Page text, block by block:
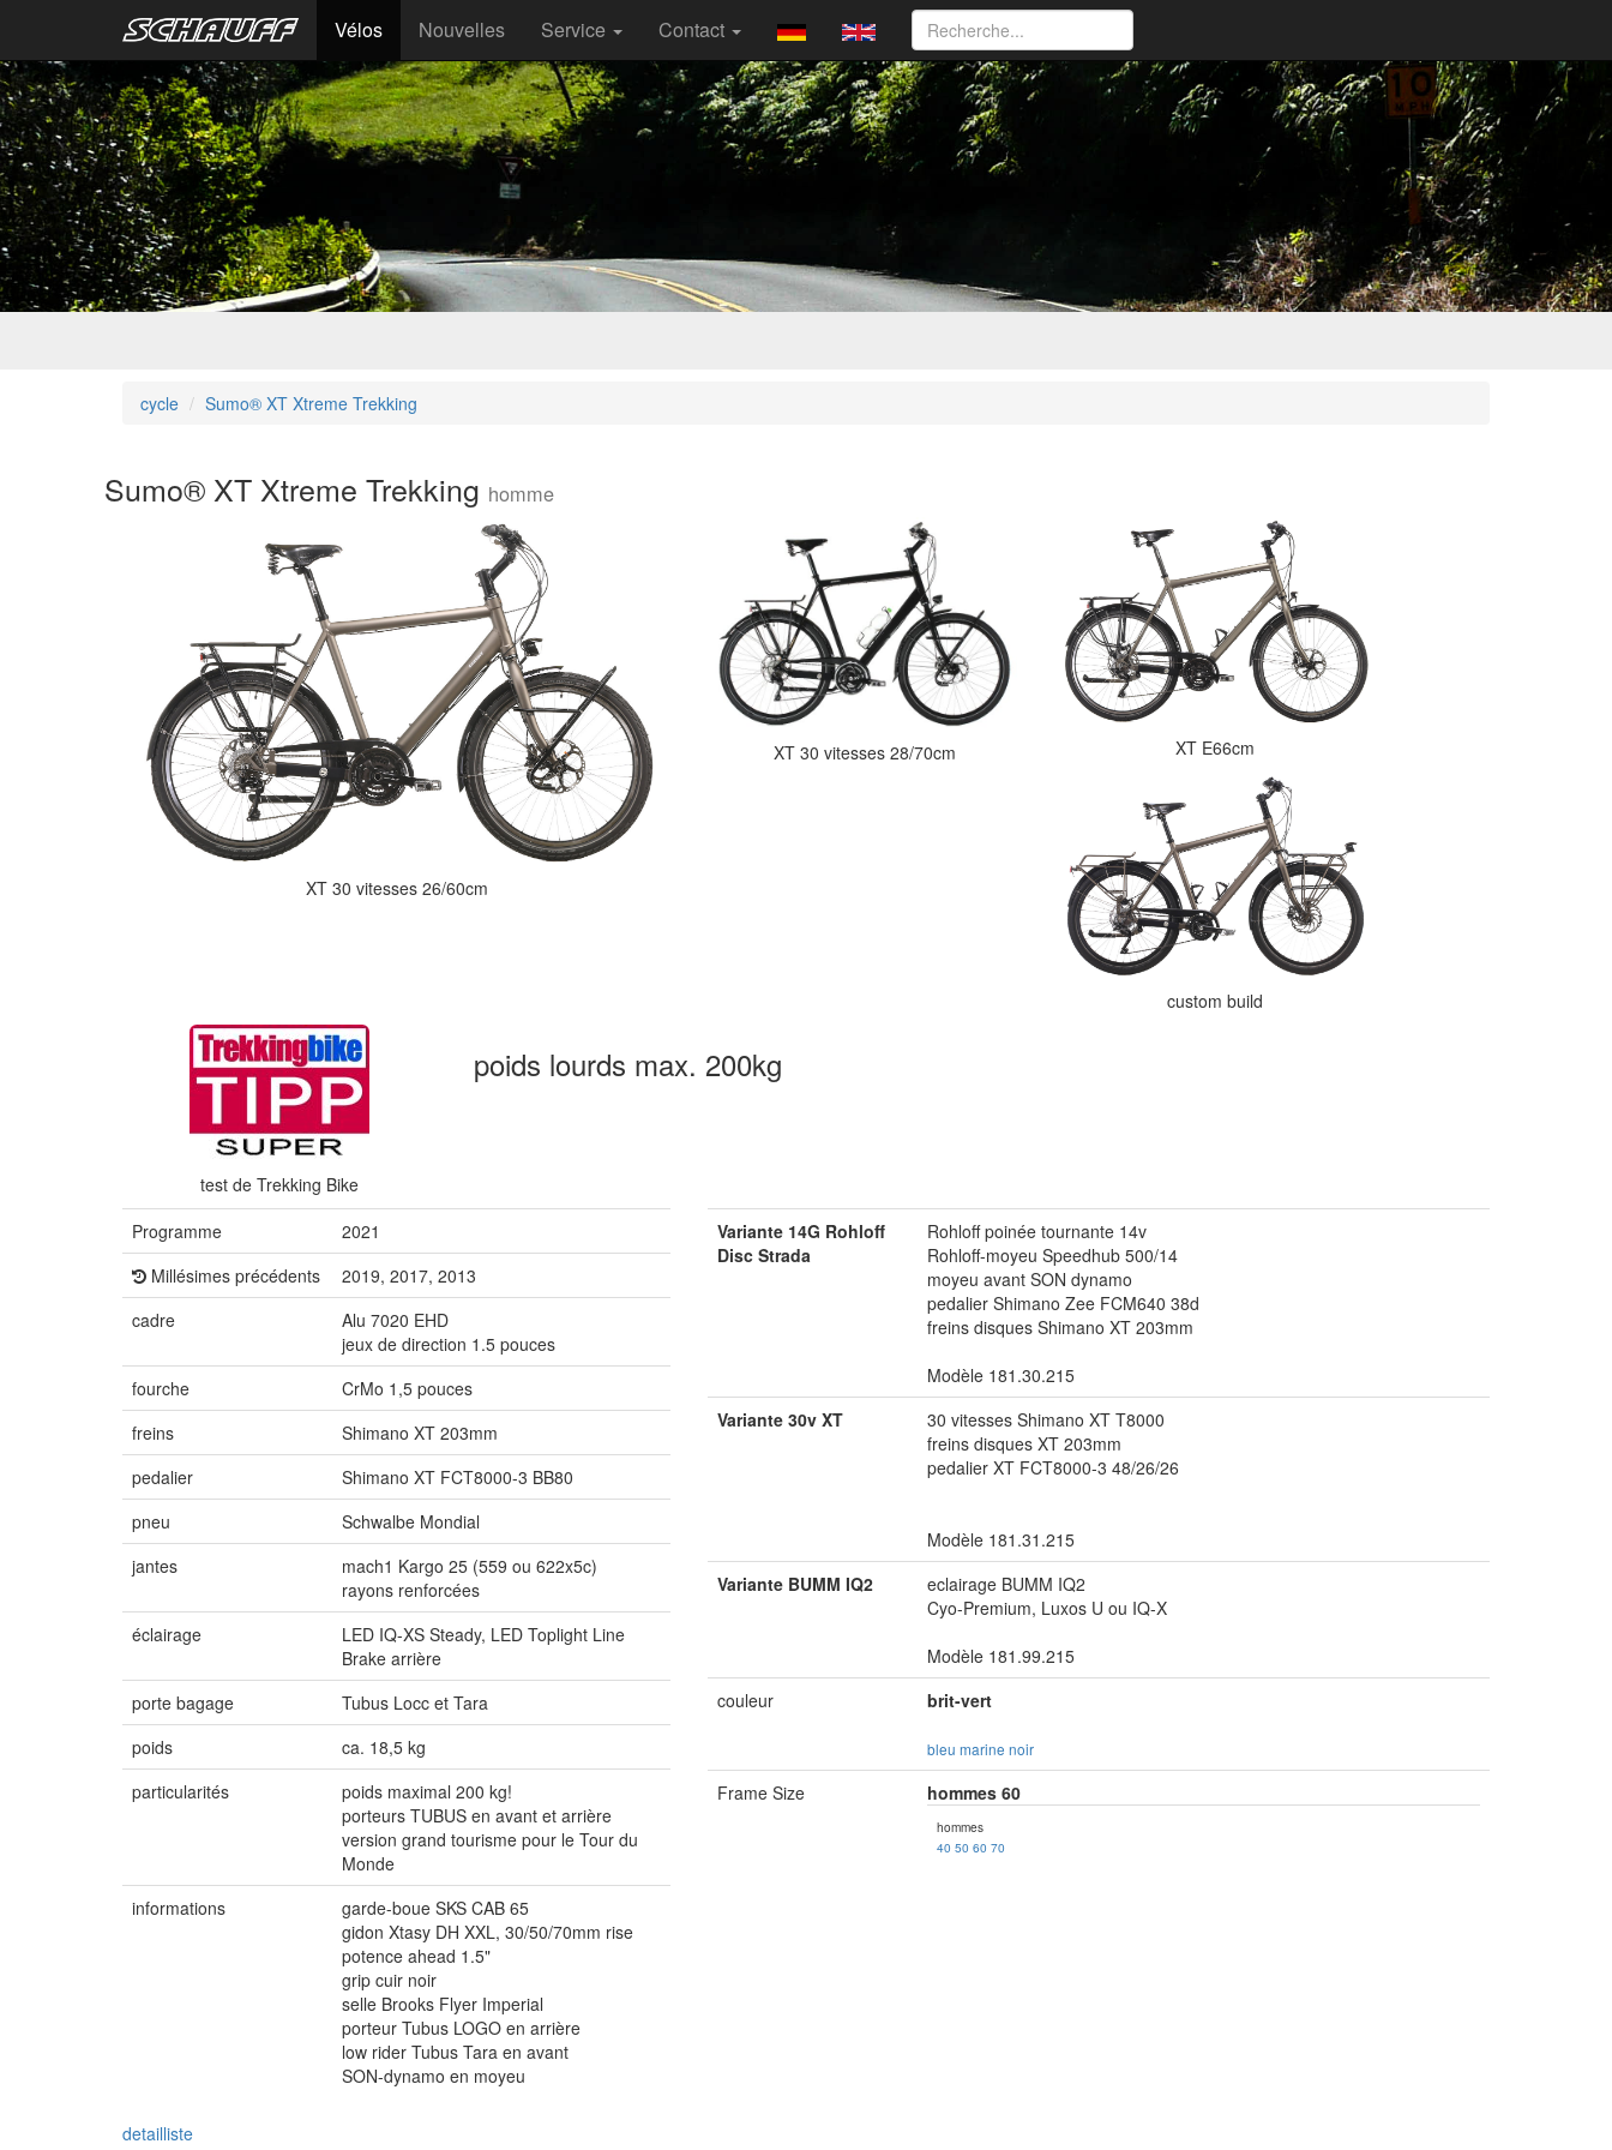
Vélos Nouvelles Service Contact
cycle Sumo® XT Xtreme Trekking
Sumo® XT Xtreme Trekking homme
XT 30 vitesses 26/60cm
XT 30 vitesses 28/70cm XT E66cm
custom build
test de Trekking Bike
poids lourds max. 200kg
Programme
2021
Millésimes précédents
2019, 2017, 2013
cadre
Alu 7020 EHD
jeux de direction 1.5 pouces
fourche
CrMo 1,5 pouces
freins
Shimano XT 203mm
pedalier
Shimano XT FCT8000-3 BB80
pneu
Schwalbe Mondial
jantes
mach1 Kargo 25 (559 ou 622x5c)
rayons renforcées
éclairage
LED IQ-XS Steady, LED Toplight Line
Brake arrière
porte bagage
Tubus Locc et Tara
poids
ca. 18,5 kg
particularités
poids maximal 200 kg!
porteurs TUBUS en avant et arrière
version grand tourisme pour le Tour du
Monde
informations
garde-boue SKS CAB 65
gidon Xtasy DH XXL, 30/50/70mm rise
potence ahead 1.5"
grip cuir noir
selle Brooks Flyer Imperial
porteur Tubus LOGO en arrière
low rider Tubus Tara en avant
SON-dynamo en moyeu
Variante 14G Rohloff
Disc Strada
Rohloff poinée tournante 14v
Rohloff-moyeu Speedhub 500/14
moyeu avant SON dynamo
pedalier Shimano Zee FCM640 38d
freins disques Shimano XT 203mm
Modèle 181.30.215
Variante 30v XT
30 vitesses Shimano XT T8000
freins disques XT 203mm
pedalier XT FCT8000-3 48/26/26
Modèle 181.31.215
Variante BUMM IQ2
eclairage BUMM IQ2
Cyo-Premium, Luxos U ou IQ-X
Modèle 181.99.215
couleur
brit-vert
bleu marine noir
Frame Size hommes 60
hommes
40 50 60 70
detailliste